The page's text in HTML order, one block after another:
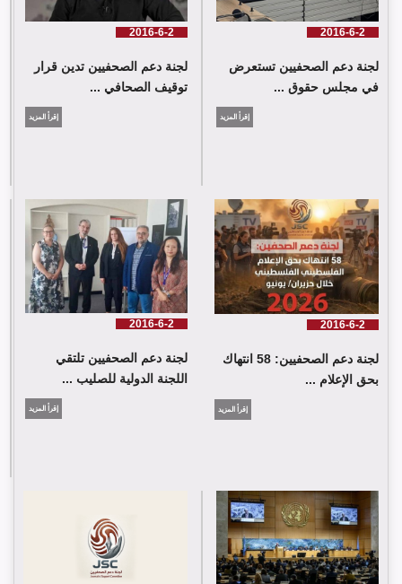
لجنة دعم الصحفيين: 58 انتهاك بحق الإعلام الفلسطيني خلال حزيران/
يونيو 2026
لجنة دعم الصحفيين تلتقي اللجنة الدولية للصليب الأحمر في جنيف
2016-6-2
لجنة دعم الصحفيين تستعرض
في مجلس حقوق ...
إقرأ المزيد
2016-6-2
لجنة دعم الصحفيين تدين قرار
توقيف الصحافي ...
إقرأ المزيد
2016-6-2
لجنة دعم الصحفيين: 58 انتهاك
بحق الإعلام ...
إقرأ المزيد
2016-6-2
لجنة دعم الصحفيين تلتقي
اللجنة الدولية للصليب ...
إقرأ المزيد